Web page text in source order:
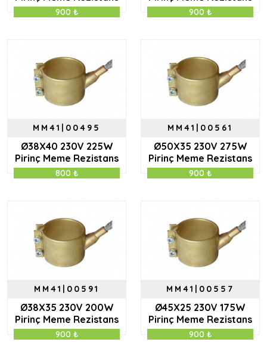
900 ₺ 900 ₺
MM41|00495
Ø38X40 230V 225W
Pirinç Meme Rezistans
800 ₺
MM41|00561
Ø50X35 230V 275W
Pirinç Meme Rezistans
900 ₺
MM41|00591
Ø38X35 230V 200W
Pirinç Meme Rezistans
900 ₺
MM41|00557
Ø45X25 230V 175W
Pirinç Meme Rezistans
900 ₺